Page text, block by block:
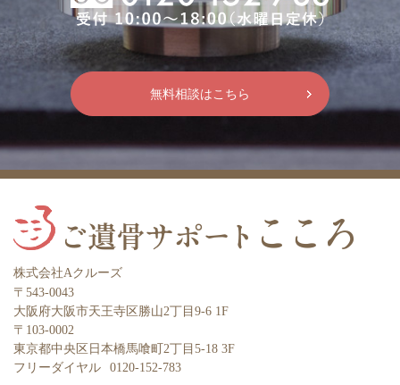
無料相談はこちら
株式会社Aクルーズ
〒543-0043
大阪府大阪市天王寺区勝山2丁目9-6 1F
〒103-0002
東京都中央区日本橋馬喰町2丁目5-18 3F
フリーダイヤル
0120-152-783